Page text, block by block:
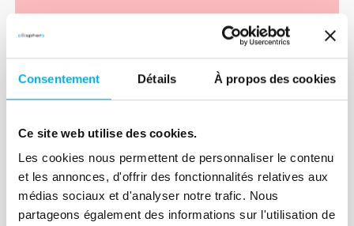
Consentement Détails À propos des cookies
Ce site web utilise des cookies.
Les cookies nous permettent de personnaliser le contenu
et les annonces, d'offrir des fonctionnalités relatives aux
médias sociaux et d'analyser notre trafic. Nous
partageons également des informations sur l'utilisation de
Lire la suite
Replay
Comment prospecter moins
pour vendre plus : la méthode
des top commerciaux